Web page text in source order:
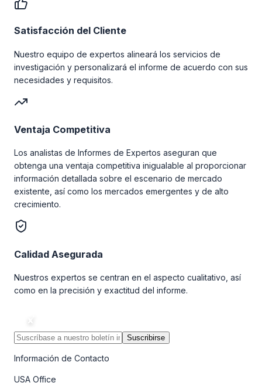
Satisfacción del Cliente
Nuestro equipo de expertos alineará los servicios de
investigación y personalizará el informe de acuerdo con sus
necesidades y requisitos.
Ventaja Competitiva
Los analistas de Informes de Expertos aseguran que
obtenga una ventaja competitiva inigualable al proporcionar
información detallada sobre el escenario de mercado
existente, así como los mercados emergentes y de alto
crecimiento.
Calidad Asegurada
Nuestros expertos se centran en el aspecto cualitativo, así
como en la precisión y exactitud del informe.
Suscribirse
Información de Contacto
USA Office